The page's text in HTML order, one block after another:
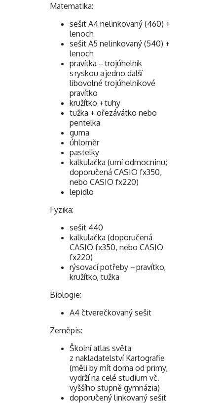
Matematika:
sešit A4 nelinkovaný (460) +
lenoch
sešit A5 nelinkovaný (540) +
lenoch
pravítka – trojúhelník
s ryskou a jedno další
libovolné trojúhelníkové
pravítko
kružítko + tuhy
tužka + ořezávátko nebo
pentelka
guma
úhloměr
pastelky
kalkulačka (umí odmocninu;
doporučená CASIO fx350,
nebo CASIO fx220)
lepidlo
Fyzika:
sešit 440
kalkulačka (doporučená
CASIO fx350, nebo CASIO
fx220)
rýsovací potřeby – pravítko,
kružítko, tužka
Biologie:
A4 čtverečkovaný sešit
Zeměpis:
Školní atlas světa
z nakladatelství Kartografie
(měli by mít doma od primy,
vydrží na celé studium vč.
vyššího stupně gymnázia)
doporučený linkovaný sešit